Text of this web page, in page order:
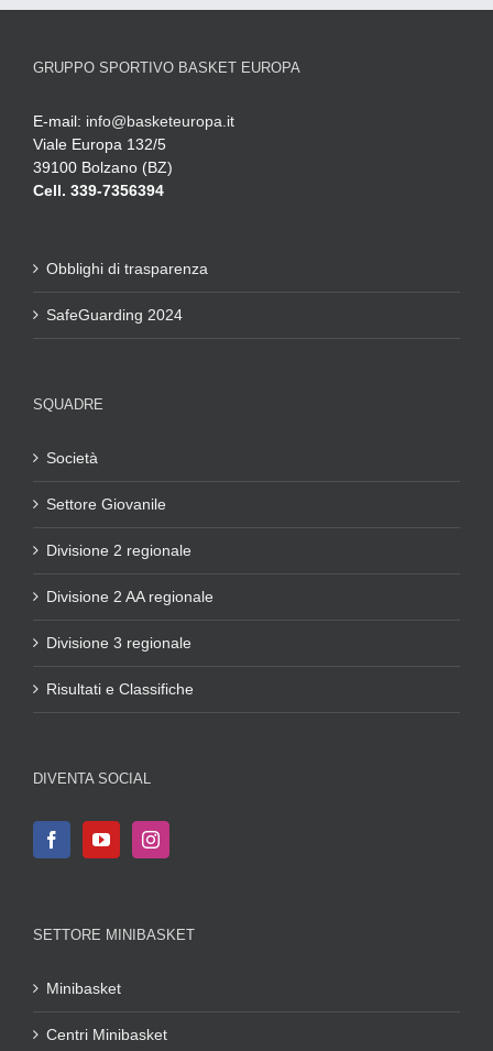
GRUPPO SPORTIVO BASKET EUROPA
E-mail: info@basketeuropa.it
Viale Europa 132/5
39100 Bolzano (BZ)
Cell. 339-7356394
Obblighi di trasparenza
SafeGuarding 2024
SQUADRE
Società
Settore Giovanile
Divisione 2 regionale
Divisione 2 AA regionale
Divisione 3 regionale
Risultati e Classifiche
DIVENTA SOCIAL
SETTORE MINIBASKET
Minibasket
Centri Minibasket